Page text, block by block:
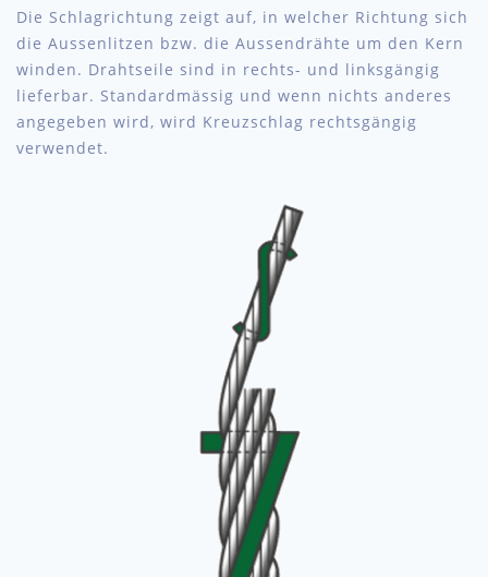
Die Schlagrichtung zeigt auf, in welcher Richtung sich
die Aussenlitzen bzw. die Aussendrähte um den Kern
winden. Drahtseile sind in rechts- und linksgängig
lieferbar. Standardmässig und wenn nichts anderes
angegeben wird, wird Kreuzschlag rechtsgängig
verwendet.